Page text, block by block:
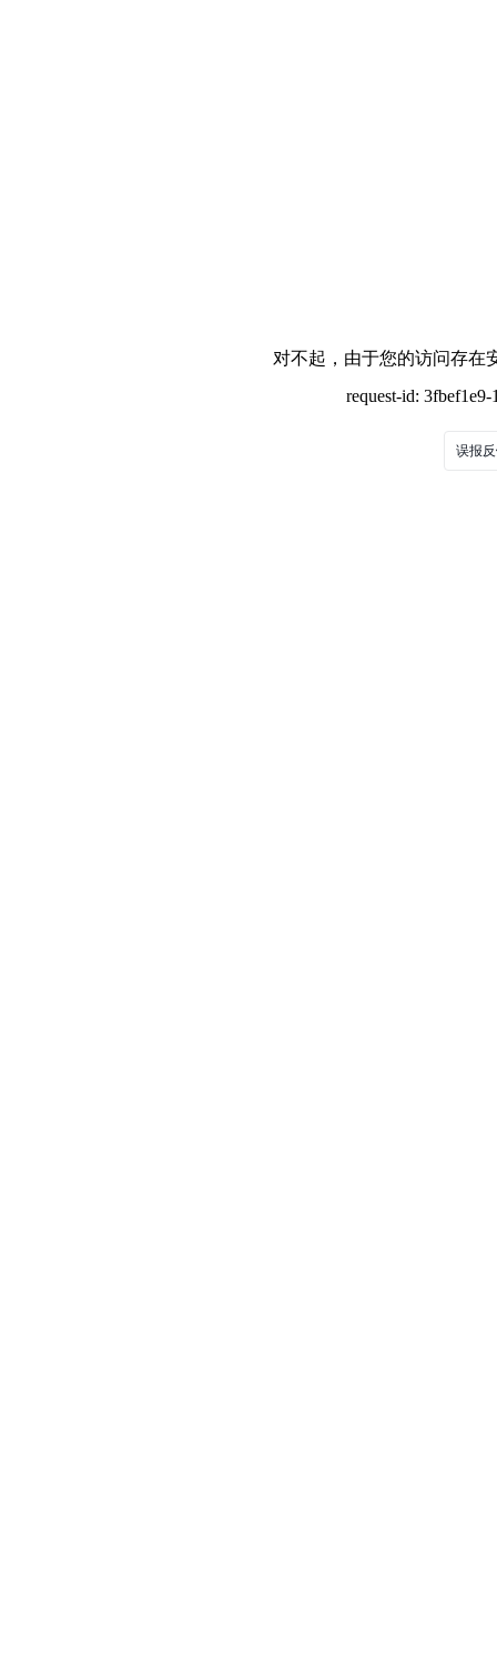
对不起，由于您的访问存在
request-id:
误报